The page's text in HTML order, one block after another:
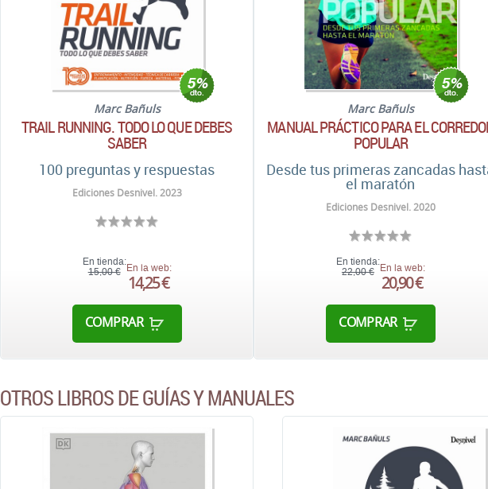
Marc Bañuls
TRAIL RUNNING. TODO LO QUE DEBES
SABER
100 preguntas y respuestas
Ediciones Desnivel. 2023
En tienda:
15,00 € En la web:
14,25 €
COMPRAR
Marc Bañuls
MANUAL PRÁCTICO PARA EL
POPULAR
Desde tus primeras zancadas
el maratón
Ediciones Desnivel. 2020
En tienda:
22,00 € En la web:
20,90 €
COMPRAR
OTROS LIBROS DE GUÍAS Y MANUALES